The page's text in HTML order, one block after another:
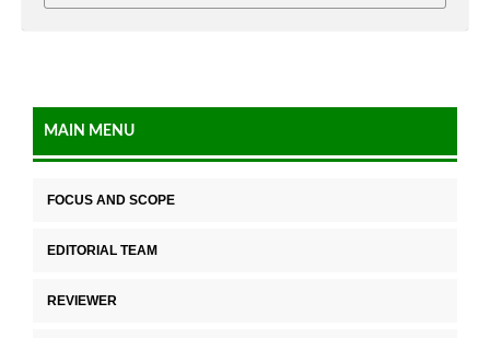
MAIN MENU
FOCUS AND SCOPE
EDITORIAL TEAM
REVIEWER